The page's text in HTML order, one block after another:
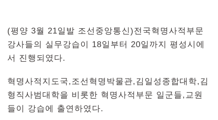
(평양 3월 21일발 조선중앙통신)전국혁명사적부문
강사들의 실무강습이 18일부터 20일까지 평성시에
서 진행되였다.
혁명사적지도국,조선혁명박물관,김일성종합대학,김
형직사범대학을 비롯한 혁명사적부문 일군들,교원
들이 강습에 출연하였다.